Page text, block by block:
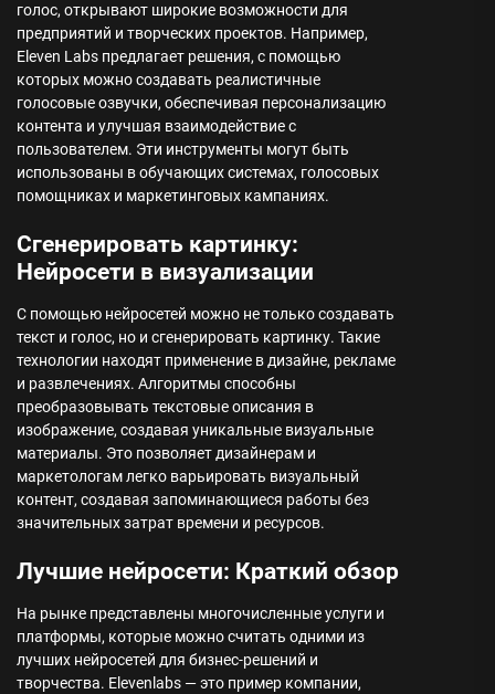
голос, открывают широкие возможности для
предприятий и творческих проектов. Например,
Eleven Labs предлагает решения, с помощью
которых можно создавать реалистичные
голосовые озвучки, обеспечивая персонализацию
контента и улучшая взаимодействие с
пользователем. Эти инструменты могут быть
использованы в обучающих системах, голосовых
помощниках и маркетинговых кампаниях.
Сгенерировать картинку:
Нейросети в визуализации
С помощью нейросетей можно не только создавать
текст и голос, но и сгенерировать картинку. Такие
технологии находят применение в дизайне, рекламе
и развлечениях. Алгоритмы способны
преобразовывать текстовые описания в
изображение, создавая уникальные визуальные
материалы. Это позволяет дизайнерам и
маркетологам легко варьировать визуальный
контент, создавая запоминающиеся работы без
значительных затрат времени и ресурсов.
Лучшие нейросети: Краткий обзор
На рынке представлены многочисленные услуги и
платформы, которые можно считать одними из
лучших нейросетей для бизнес-решений и
творчества. Elevenlabs — это пример компании,